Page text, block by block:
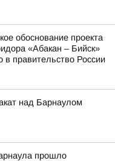
обоснование проекта
«Абакан – Бийск»
в правительство России
над Барнаулом
прошло